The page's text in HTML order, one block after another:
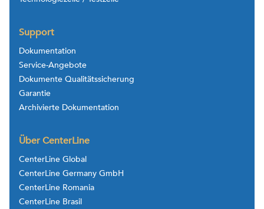
Support
Dokumentation
Service-Angebote
Dokumente Qualitätssicherung
Garantie
Archivierte Dokumentation
Über CenterLine
CenterLine Global
CenterLine Germany GmbH
CenterLine Romania
CenterLine Brasil